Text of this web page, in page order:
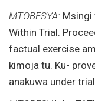
MTOBESYA: Msingi
Within Trial.
factual exercise
kimoja tu. Ku-
anakuwa under